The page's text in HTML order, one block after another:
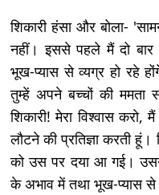
शिकारी हंसा और बोला-
नहीं। इससे पहले मैं दो
भूख-प्यास से व्यग्र हो रहे
तुम्हें अपने बच्चों की ममता
शिकारी! मेरा विश्वास
लौटने की प्रतिज्ञा करती
को उस पर दया आ गई।
के अभाव में तथा भूख-प्यास से